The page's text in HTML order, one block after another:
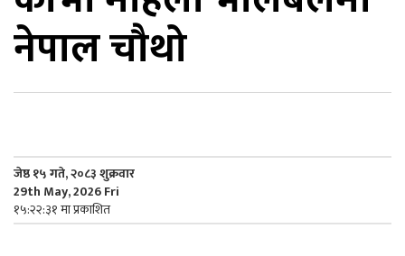
नेपाल चौथो
जेष्ठ १५ गते, २०८३ शुक्रवार
29th May, 2026 Fri
१५:२२:३१ मा प्रकाशित